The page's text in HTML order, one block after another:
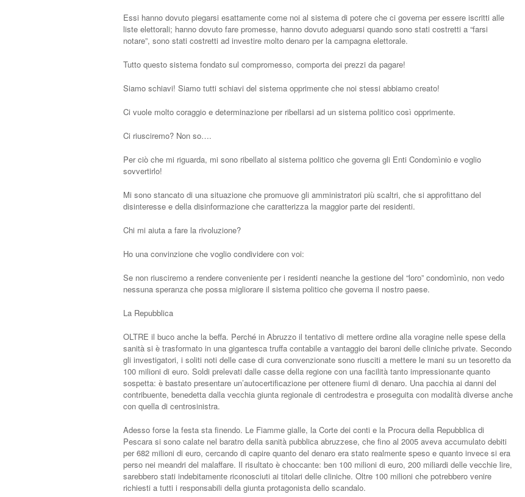
Essi hanno dovuto piegarsi esattamente come noi al sistema di potere che ci governa per essere iscritti alle
liste elettorali; hanno dovuto fare promesse, hanno dovuto adeguarsi quando sono stati costretti a “farsi
notare”, sono stati costretti ad investire molto denaro per la campagna elettorale.
Tutto questo sistema fondato sul compromesso, comporta dei prezzi da pagare!
Siamo schiavi! Siamo tutti schiavi del sistema opprimente che noi stessi abbiamo creato!
Ci vuole molto coraggio e determinazione per ribellarsi ad un sistema politico così opprimente.
Ci riusciremo? Non so….
Per ciò che mi riguarda, mi sono ribellato al sistema politico che governa gli Enti Condomìnio e voglio
sovvertirlo!
Mi sono stancato di una situazione che promuove gli amministratori più scaltri, che si approfittano del
disinteresse e della disinformazione che caratterizza la maggior parte dei residenti.
Chi mi aiuta a fare la rivoluzione?
Ho una convinzione che voglio condividere con voi:
Se non riusciremo a rendere conveniente per i residenti neanche la gestione del “loro” condomìnio, non vedo
nessuna speranza che possa migliorare il sistema politico che governa il nostro paese.
La Repubblica
OLTRE il buco anche la beffa. Perché in Abruzzo il tentativo di mettere ordine alla voragine nelle spese della
sanità si è trasformato in una gigantesca truffa contabile a vantaggio dei baroni delle cliniche private. Secondo
gli investigatori, i soliti noti delle case di cura convenzionate sono riusciti a mettere le mani su un tesoretto da
100 milioni di euro. Soldi prelevati dalle casse della regione con una facilità tanto impressionante quanto
sospetta: è bastato presentare un’autocertificazione per ottenere fiumi di denaro. Una pacchia ai danni del
contribuente, benedetta dalla vecchia giunta regionale di centrodestra e proseguita con modalità diverse anche
con quella di centrosinistra.
Adesso forse la festa sta finendo. Le Fiamme gialle, la Corte dei conti e la Procura della Repubblica di
Pescara si sono calate nel baratro della sanità pubblica abruzzese, che fino al 2005 aveva accumulato debiti
per 682 milioni di euro, cercando di capire quanto del denaro era stato realmente speso e quanto invece si era
perso nei meandri del malaffare. Il risultato è choccante: ben 100 milioni di euro, 200 miliardi delle vecchie lire,
sarebbero stati indebitamente riconosciuti ai titolari delle cliniche. Oltre 100 milioni che potrebbero venire
richiesti a tutti i responsabili della giunta protagonista dello scandalo.